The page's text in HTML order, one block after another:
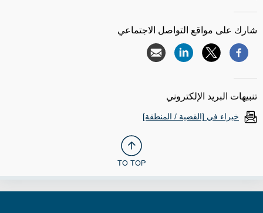
شارك على مواقع التواصل الاجتماعي
تنبيهات البريد الإلكتروني
خبراء في [القضية / المنطقة]
TO TOP